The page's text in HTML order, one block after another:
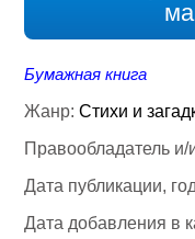
Бумажная книга
Жанр:Стихи и
Правообладатель и/
Дата публикации,
Дата добавления в